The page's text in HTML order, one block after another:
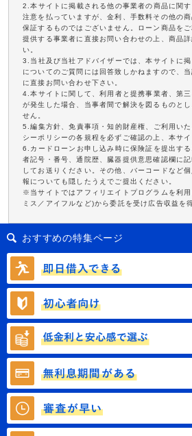
2.本サイトに掲載される他の事業者の商品に関
注意を払っていますが、金利、手数料その他の
保証するものではございません。ローン商品を
提供する事業者に直接お問い合わせの上、商品
い。
3.当社及び当社アドバイザーでは、本サイトに
についてのご質問には回答致しかねますので、
に直接お問い合わせ下さい。
4.本サイトに関して、利用者と提携事業者、第
が発生した場合、当事者間で解決を図るものと
せん。
5.編集方針、免責事項・知的財産権、ご利用い
シーポリシーの各規程を必ずご確認の上、本サイ
6.カードローンお申し込み時に保険証を提出す
者記号・番号、通院歴、臓器提供意思確認欄に
してお送りください。その他、バーコードなど
報についても隠したうえでご提出ください。
※当サイトではアフィリエイトプログラムを利
ミス／アイフルなど)から委託を受け広告収益を
おすすめの特集ページ